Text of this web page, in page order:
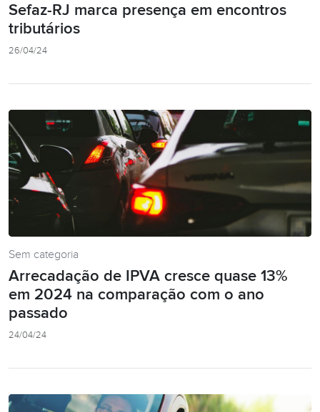
Sefaz-RJ marca presença em encontros
tributários
26/04/24
Sem categoria
Arrecadação de IPVA cresce quase 13%
em 2024 na comparação com o ano
passado
24/04/24